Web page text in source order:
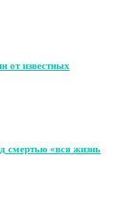
от известных
смертью «вся жизнь